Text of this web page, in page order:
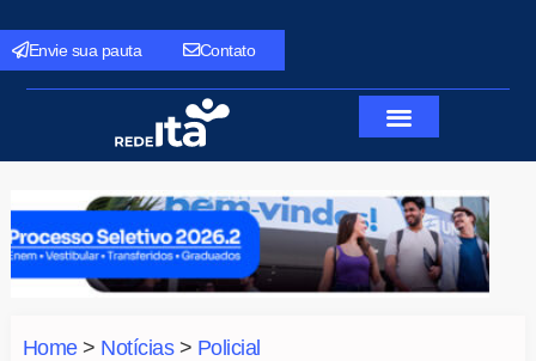
Envie sua pauta Contato
Home> Notícias> Policial